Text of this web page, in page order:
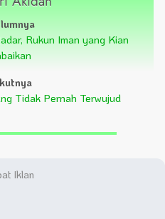
Rukun Iman yang Kian
Tidak Pernah Terwujud